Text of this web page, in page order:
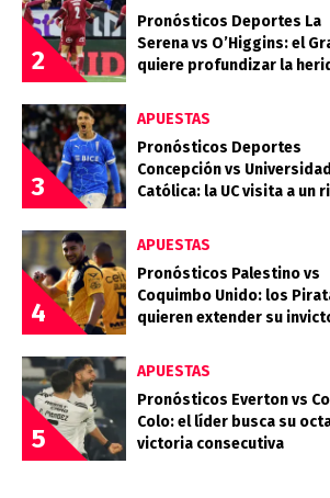
2
Pronósticos Deportes La
Serena vs O’Higgins: el
quiere profundizar la
3
APUESTAS
Pronósticos Deportes
Concepción vs Universidad
Católica: la UC visita a un
4
APUESTAS
Pronósticos Palestino vs
Coquimbo Unido: los
quieren extender su
5
APUESTAS
Pronósticos Everton vs
Colo: el líder busca su
victoria consecutiva